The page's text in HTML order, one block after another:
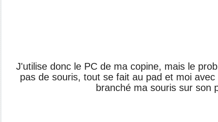
J'utilise donc le PC de ma copine, mais le
pas de souris, tout se fait au pad et moi
branché ma souris sur son